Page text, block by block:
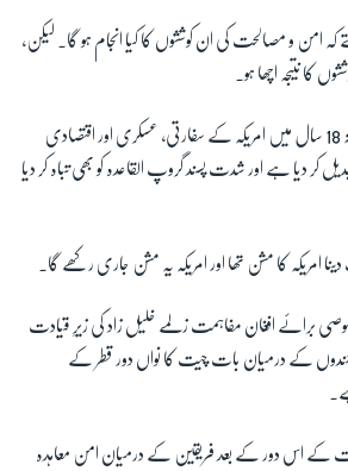
امن و مصالحت کی ان کوششوں کا کیا انجام ہو گا۔ لیکن،
کا نتیجہ اچھا ہو۔
امریکی وزیرِِ خارجہ نے کہا کہ گزشتہ 18 سال میں امریکہ کے سفارتی، عسکری اور اقتصادی
کر دیا ہے اور شدت پسند گروپ القاعدہ کو بھی تباہ کر دیا
امریکہ کا مشن تھا اور امریکہ یہ مشن جاری رکھے گا۔
برائے افغان مفاہمت زلمے خلیل زاد کی زیرِ قیادت
نمائندوں کے درمیان بات چیت کا نواں دور قطر کے
کے اس دور کے بعد فریقین کے درمیان امن معاہدہ